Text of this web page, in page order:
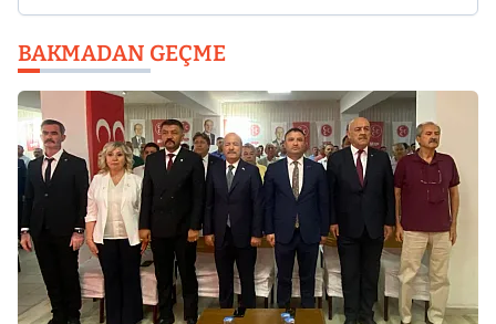
BAKMADAN GEÇME